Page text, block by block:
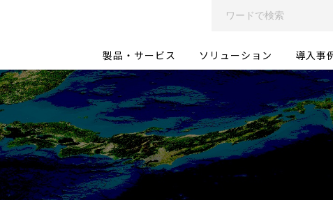
製品・サービス ソリューション 導入事